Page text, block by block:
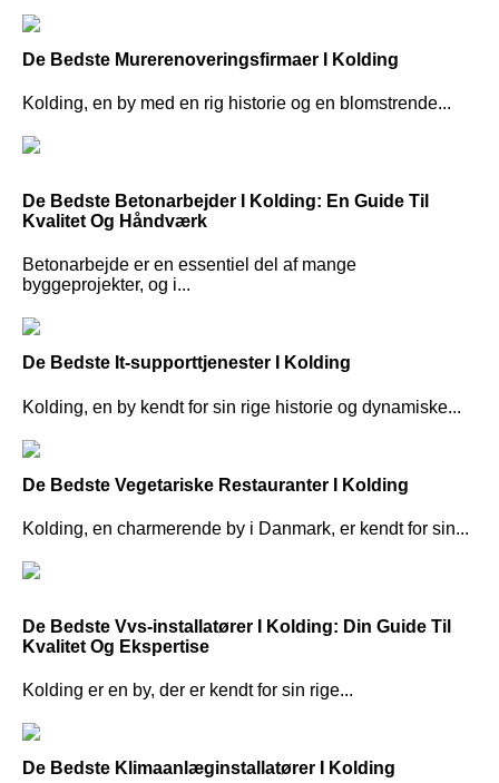
De Bedste Murerenoveringsfirmaer I Kolding
Kolding, en by med en rig historie og en blomstrende...
De Bedste Betonarbejder I Kolding: En Guide Til
Kvalitet Og Håndværk
Betonarbejde er en essentiel del af mange
byggeprojekter, og i...
De Bedste It-supporttjenester I Kolding
Kolding, en by kendt for sin rige historie og dynamiske...
De Bedste Vegetariske Restauranter I Kolding
Kolding, en charmerende by i Danmark, er kendt for sin...
De Bedste Vvs-installatører I Kolding: Din Guide Til
Kvalitet Og Ekspertise
Kolding er en by, der er kendt for sin rige...
De Bedste Klimaanlæginstallatører I Kolding